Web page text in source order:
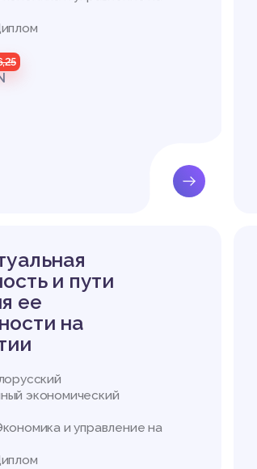
и пути
ее
на
экономический
и управление на